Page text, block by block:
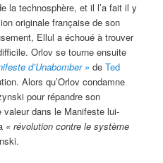
la technosphère, et il l’a fait il y
originale française de son
Ellul a échoué à trouver
Orlov se tourne ensuite
d’Unabomber » deTed
Alors qu’Orlov condamne
pour répandre son
dans le Manifeste lui-
« révolution contre le système